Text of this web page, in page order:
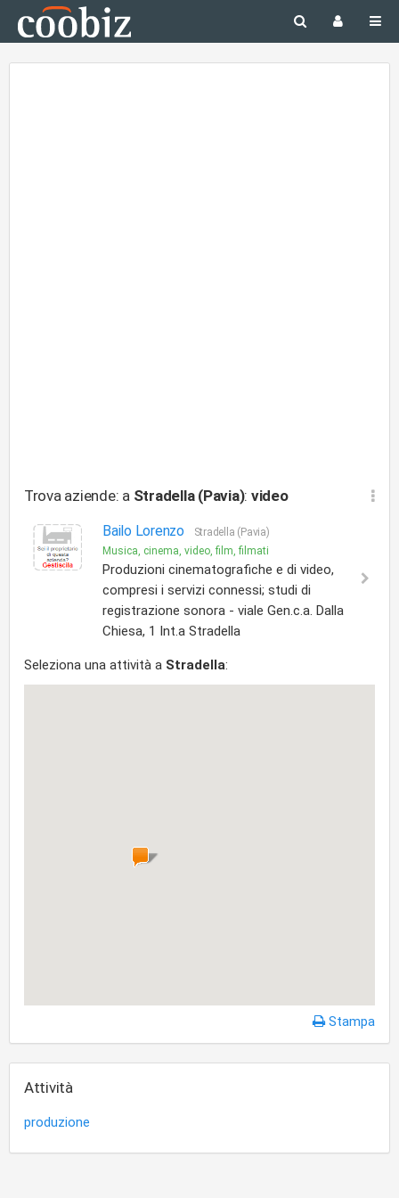
Trova aziende: a Stradella (Pavia): video
Bailo Lorenzo
Stradella (Pavia)
Musica, cinema, video, film, filmati
Produzioni cinematografiche e di video,
compresi i servizi connessi; studi di
registrazione sonora - viale Gen.c.a. Dalla
Chiesa, 1 Int.a Stradella
Seleziona una attività a Stradella:
Stampa
Attività
produzione